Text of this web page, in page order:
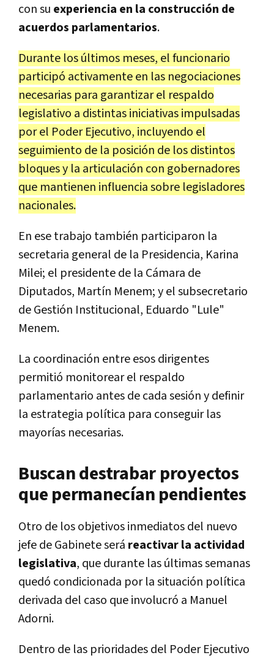
con su experiencia en la construcción de
acuerdos parlamentarios.
Durante los últimos meses, el funcionario
participó activamente en las negociaciones
necesarias para garantizar el respaldo
legislativo a distintas iniciativas impulsadas
por el Poder Ejecutivo, incluyendo el
seguimiento de la posición de los distintos
bloques y la articulación con gobernadores
que mantienen influencia sobre legisladores
nacionales.
En ese trabajo también participaron la
secretaria general de la Presidencia, Karina
Milei; el presidente de la Cámara de
Diputados, Martín Menem; y el subsecretario
de Gestión Institucional, Eduardo "Lule"
Menem.
La coordinación entre esos dirigentes
permitió monitorear el respaldo
parlamentario antes de cada sesión y definir
la estrategia política para conseguir las
mayorías necesarias.
Buscan destrabar proyectos
que permanecían pendientes
Otro de los objetivos inmediatos del nuevo
jefe de Gabinete será reactivar la actividad
legislativa, que durante las últimas semanas
quedó condicionada por la situación política
derivada del caso que involucró a Manuel
Adorni.
Dentro de las prioridades del Poder Ejecutivo